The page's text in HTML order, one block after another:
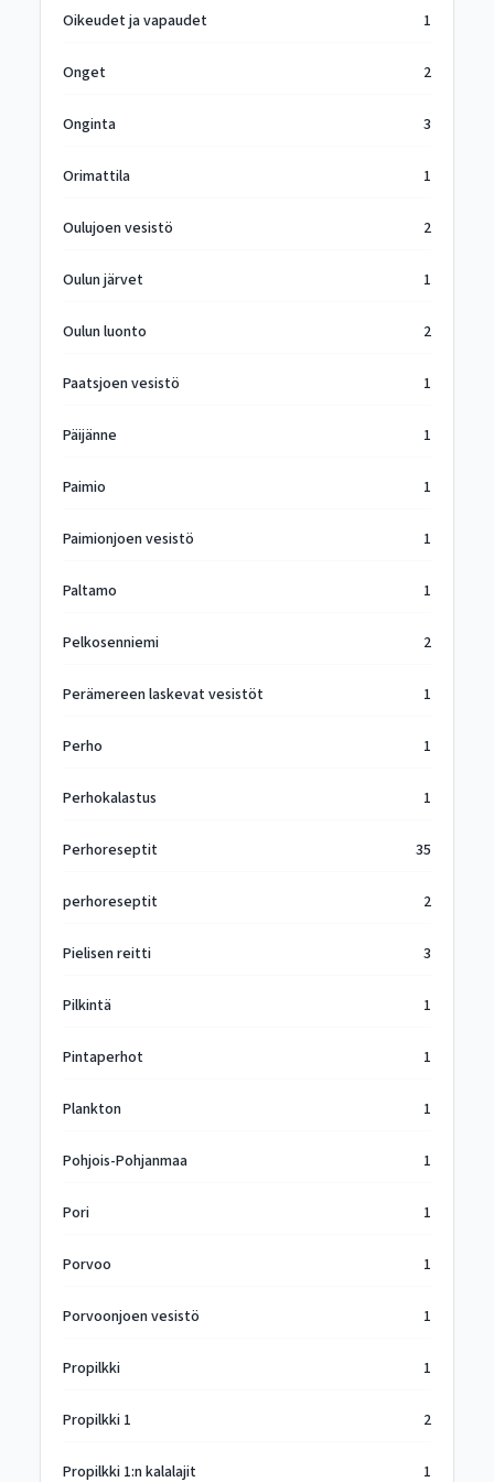
Oikeudet ja vapaudet 1
Onget 2
Onginta 3
Orimattila 1
Oulujoen vesistö 2
Oulun järvet 1
Oulun luonto 2
Paatsjoen vesistö 1
Päijänne 1
Paimio 1
Paimionjoen vesistö 1
Paltamo 1
Pelkosenniemi 2
Perämereen laskevat vesistöt 1
Perho 1
Perhokalastus 1
Perhoreseptit 35
perhoreseptit 2
Pielisen reitti 3
Pilkintä 1
Pintaperhot 1
Plankton 1
Pohjois-Pohjanmaa 1
Pori 1
Porvoo 1
Porvoonjoen vesistö 1
Propilkki 1
Propilkki 1 2
Propilkki 1:n kalalajit 1